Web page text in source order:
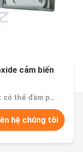
cảm biến
Giá bán：có thể đàm phán
hệ chúng tôi